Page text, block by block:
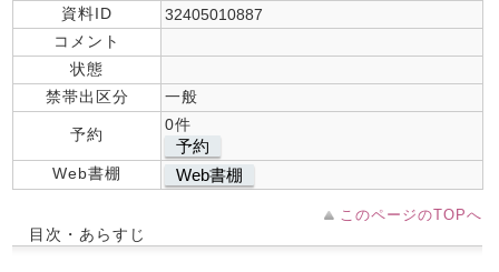
資料ID
32405010887
コメント
状態
禁帯出区分
一般
予約
0件
予約
Web書棚 Web書棚
このページのTOPへ
目次・あらすじ